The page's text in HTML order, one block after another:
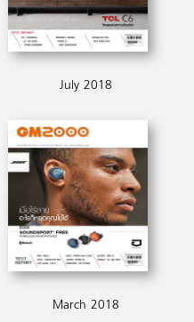
July 2018
March 2018